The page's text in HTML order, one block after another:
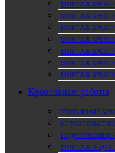
МОНТАЖ
МОНТАЖ
МОНТАЖ
МОНТАЖ
МОНТАЖ
МОНТАЖ
МОНТАЖ
Кровельные работы
УТЕПЛЕНИЕ
МОНТАЖ